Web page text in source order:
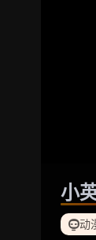
小
动